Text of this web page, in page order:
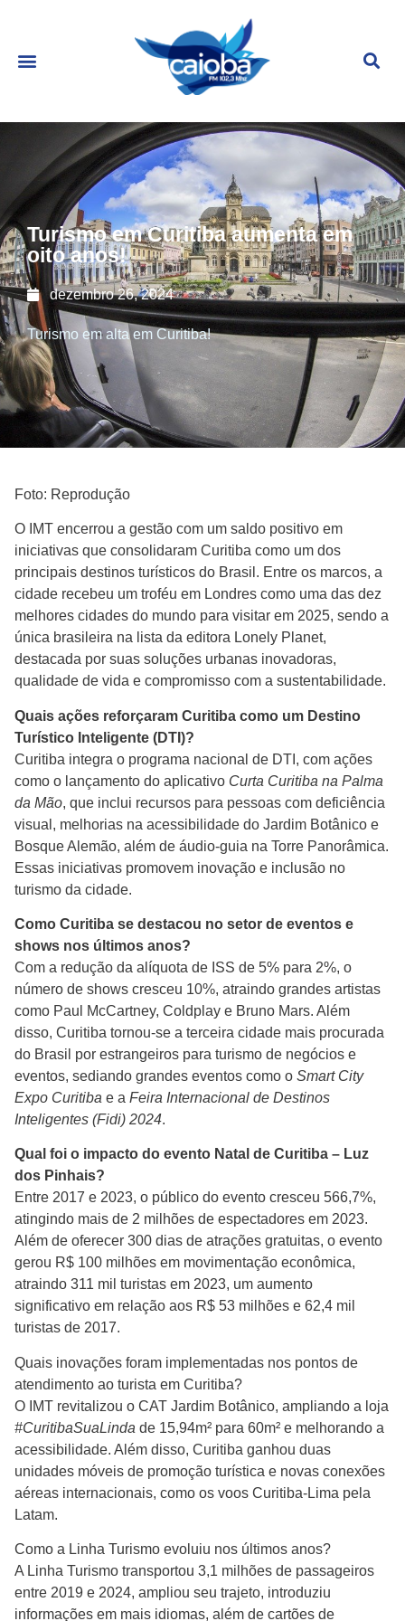
Turismo em Curitiba aumenta em
oito anos!
dezembro 26, 2024
Turismo em alta em Curitiba!
Foto: Reprodução
O IMT encerrou a gestão com um saldo positivo em
iniciativas que consolidaram Curitiba como um dos
principais destinos turísticos do Brasil. Entre os marcos, a
cidade recebeu um troféu em Londres como uma das dez
melhores cidades do mundo para visitar em 2025, sendo a
única brasileira na lista da editora Lonely Planet,
destacada por suas soluções urbanas inovadoras,
qualidade de vida e compromisso com a sustentabilidade.
Quais ações reforçaram Curitiba como um Destino
Turístico Inteligente (DTI)?
Curitiba integra o programa nacional de DTI, com ações
como o lançamento do aplicativo Curta Curitiba na Palma
da Mão, que inclui recursos para pessoas com deficiência
visual, melhorias na acessibilidade do Jardim Botânico e
Bosque Alemão, além de áudio-guia na Torre Panorâmica.
Essas iniciativas promovem inovação e inclusão no
turismo da cidade.
Como Curitiba se destacou no setor de eventos e
shows nos últimos anos?
Com a redução da alíquota de ISS de 5% para 2%, o
número de shows cresceu 10%, atraindo grandes artistas
como Paul McCartney, Coldplay e Bruno Mars. Além
disso, Curitiba tornou-se a terceira cidade mais procurada
do Brasil por estrangeiros para turismo de negócios e
eventos, sediando grandes eventos como o Smart City
Expo Curitiba e a Feira Internacional de Destinos
Inteligentes (Fidi) 2024.
Qual foi o impacto do evento Natal de Curitiba – Luz
dos Pinhais?
Entre 2017 e 2023, o público do evento cresceu 566,7%,
atingindo mais de 2 milhões de espectadores em 2023.
Além de oferecer 300 dias de atrações gratuitas, o evento
gerou R$ 100 milhões em movimentação econômica,
atraindo 311 mil turistas em 2023, um aumento
significativo em relação aos R$ 53 milhões e 62,4 mil
turistas de 2017.
Quais inovações foram implementadas nos pontos de
atendimento ao turista em Curitiba?
O IMT revitalizou o CAT Jardim Botânico, ampliando a loja
#CuritibaSuaLinda de 15,94m² para 60m² e melhorando a
acessibilidade. Além disso, Curitiba ganhou duas
unidades móveis de promoção turística e novas conexões
aéreas internacionais, como os voos Curitiba-Lima pela
Latam.
Como a Linha Turismo evoluiu nos últimos anos?
A Linha Turismo transportou 3,1 milhões de passageiros
entre 2019 e 2024, ampliou seu trajeto, introduziu
informações em mais idiomas, além de cartões de